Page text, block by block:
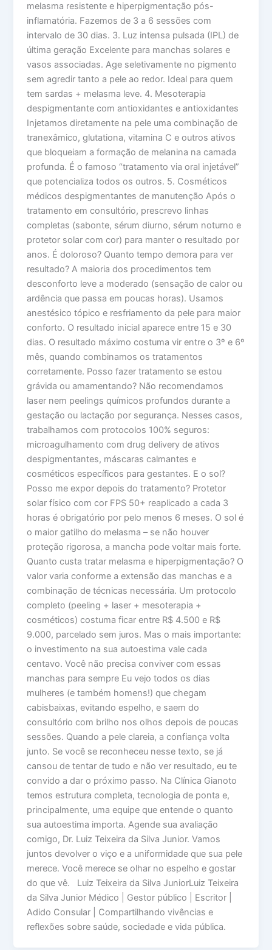
melasma resistente e hiperpigmentação pós-
inflamatória. Fazemos de 3 a 6 sessões com
intervalo de 30 dias. 3. Luz intensa pulsada (IPL) de
última geração Excelente para manchas solares e
vasos associadas. Age seletivamente no pigmento
sem agredir tanto a pele ao redor. Ideal para quem
tem sardas + melasma leve. 4. Mesoterapia
despigmentante com antioxidantes e antioxidantes
Injetamos diretamente na pele uma combinação de
tranexâmico, glutationa, vitamina C e outros ativos
que bloqueiam a formação de melanina na camada
profunda. É o famoso “tratamento via oral injetável”
que potencializa todos os outros. 5. Cosméticos
médicos despigmentantes de manutenção Após o
tratamento em consultório, prescrevo linhas
completas (sabonte, sérum diurno, sérum noturno e
protetor solar com cor) para manter o resultado por
anos. É doloroso? Quanto tempo demora para ver
resultado? A maioria dos procedimentos tem
desconforto leve a moderado (sensação de calor ou
ardência que passa em poucas horas). Usamos
anestésico tópico e resfriamento da pele para maior
conforto. O resultado inicial aparece entre 15 e 30
dias. O resultado máximo costuma vir entre o 3º e 6º
mês, quando combinamos os tratamentos
corretamente. Posso fazer tratamento se estou
grávida ou amamentando? Não recomendamos
laser nem peelings químicos profundos durante a
gestação ou lactação por segurança. Nesses casos,
trabalhamos com protocolos 100% seguros:
microagulhamento com drug delivery de ativos
despigmentantes, máscaras calmantes e
cosméticos específicos para gestantes. E o sol?
Posso me expor depois do tratamento? Protetor
solar físico com cor FPS 50+ reaplicado a cada 3
horas é obrigatório por pelo menos 6 meses. O sol é
o maior gatilho do melasma – se não houver
proteção rigorosa, a mancha pode voltar mais forte.
Quanto custa tratar melasma e hiperpigmentação? O
valor varia conforme a extensão das manchas e a
combinação de técnicas necessária. Um protocolo
completo (peeling + laser + mesoterapia +
cosméticos) costuma ficar entre R$ 4.500 e R$
9.000, parcelado sem juros. Mas o mais importante:
o investimento na sua autoestima vale cada
centavo. Você não precisa conviver com essas
manchas para sempre Eu vejo todos os dias
mulheres (e também homens!) que chegam
cabisbaixas, evitando espelho, e saem do
consultório com brilho nos olhos depois de poucas
sessões. Quando a pele clareia, a confiança volta
junto. Se você se reconheceu nesse texto, se já
cansou de tentar de tudo e não ver resultado, eu te
convido a dar o próximo passo. Na Clínica Gianoto
temos estrutura completa, tecnologia de ponta e,
principalmente, uma equipe que entende o quanto
sua autoestima importa. Agende sua avaliação
comigo, Dr. Luiz Teixeira da Silva Junior. Vamos
juntos devolver o viço e a uniformidade que sua pele
merece. Você merece se olhar no espelho e gostar
do que vê. Luiz Teixeira da Silva JuniorLuiz Teixeira
da Silva Junior Médico | Gestor público | Escritor |
Adido Consular | Compartilhando vivências e
reflexões sobre saúde, sociedade e vida pública.